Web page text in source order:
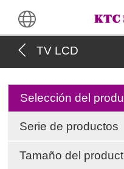
TV LCD
Selección del
Serie de productos
Tamaño del